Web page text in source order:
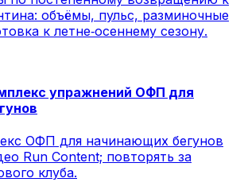
объёмы, пульс, разминочные
к летне‑осеннему сезону.
упражнений ОФП для
ОФП для начинающих бегунов
Run Content; повторять за
клуба.